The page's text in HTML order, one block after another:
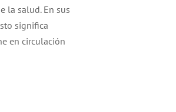
la salud. En sus
significa
en circulación